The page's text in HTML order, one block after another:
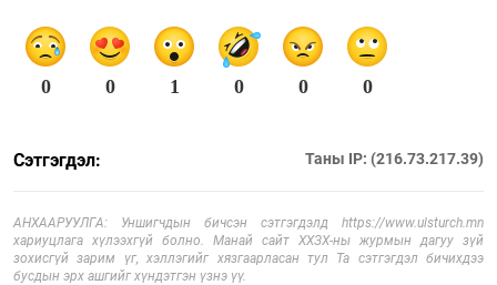
0 0 1 0 0 0
Сэтгэгдэл: Таны IP: (216.73.217.39)
АНХААРУУЛГА: Уншигчдын бичсэн сэтгэгдэлд https://www.ulsturch.mn
хариуцлага хүлээхгүй болно. Манай сайт ХХЗХ-ны журмын дагуу зүй
зохисгүй зарим үг, хэллэгийг хязгаарласан тул Та сэтгэгдэл бичихдээ
бусдын эрх ашгийг хүндэтгэн үзнэ үү.